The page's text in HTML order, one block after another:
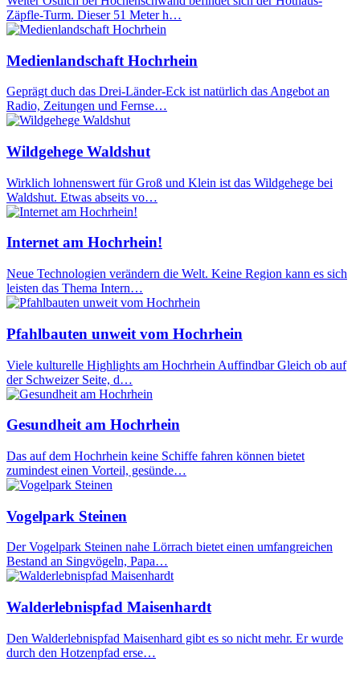
Zäpfle-Turm. Dieser 51 Meter h…
Medienlandschaft Hochrhein
Geprägt duch das Drei-Länder-Eck ist natürlich das Angebot an
Radio, Zeitungen und Fernse…
Wildgehege Waldshut
Wirklich lohnenswert für Groß und Klein ist das Wildgehege bei
Waldshut. Etwas abseits vo…
Internet am Hochrhein!
Neue Technologien verändern die Welt. Keine Region kann es sich
leisten das Thema Intern…
Pfahlbauten unweit vom Hochrhein
Viele kulturelle Highlights am Hochrhein Auffindbar Gleich ob auf
der Schweizer Seite, d…
Gesundheit am Hochrhein
Das auf dem Hochrhein keine Schiffe fahren können bietet
zumindest einen Vorteil, gesünde…
Vogelpark Steinen
Der Vogelpark Steinen nahe Lörrach bietet einen umfangreichen
Bestand an Singvögeln, Papa…
Walderlebnispfad Maisenhardt
Den Walderlebnispfad Maisenhard gibt es so nicht mehr. Er wurde
durch den Hotzenpfad erse…